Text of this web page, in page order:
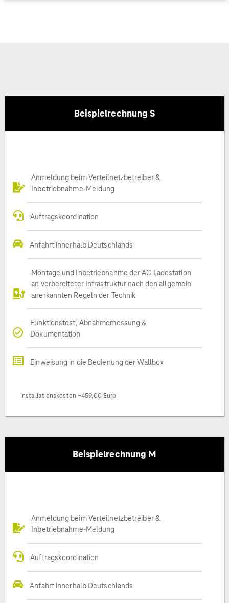
Beispielrechnung S
Anmeldung beim Verteilnetzbetreiber &
Inbetriebnahme-Meldung
Auftragskoordination
Anfahrt innerhalb Deutschlands
Montage und Inbetriebnahme der AC Ladestation
an vorbereiteter Infrastruktur nach den allgemein
anerkannten Regeln der Technik
Funktionstest, Abnahmemessung &
Dokumentation
Einweisung in die Bedienung der Wallbox
Installationskosten ~459,00 Euro
Beispielrechnung M
Anmeldung beim Verteilnetzbetreiber &
Inbetriebnahme-Meldung
Auftragskoordination
Anfahrt innerhalb Deutschlands